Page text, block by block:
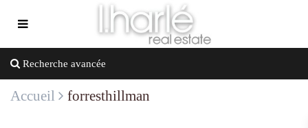
Recherche avancée
Accueil forresthillman